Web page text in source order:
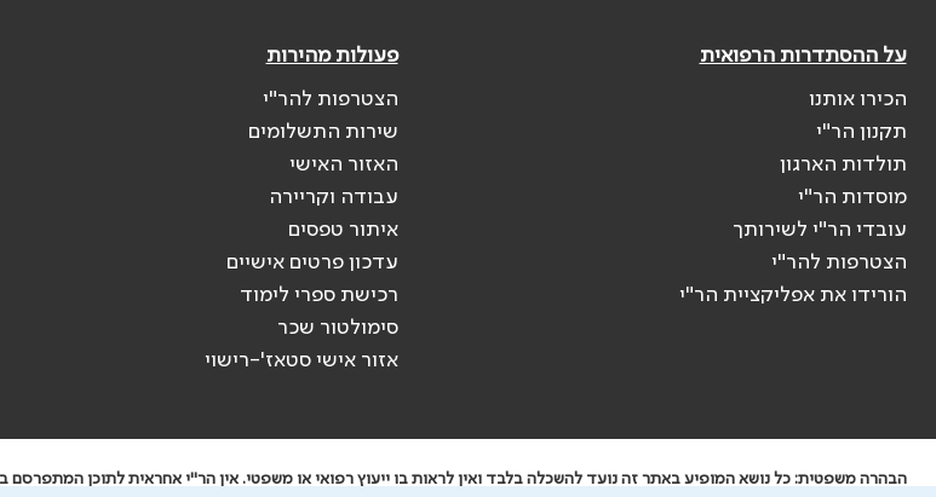
על ההסתדרות הרפואית
הכירו אותנו
תקנון הר"י
תולדות הארגון
מוסדות הר"י
עובדי הר"י לשירותך
הצטרפות להר"י
הורידו את אפליקציית הר"י
פעולות מהירות
הצטרפות להר"י
שירות התשלומים
האזור האישי
עבודה וקריירה
איתור טפסים
עדכון פרטים אישיים
רכישת ספרי לימוד
סימולטור שכר
אזור אישי סטאז'-רישוי
הבהרה משפטית: כל נושא המופיע באתר זה נועד להשכלה בלבד ואין לראות בו ייעוץ רפואי או משפטי. אין הר"י אחראית לתוכן המתפרסם